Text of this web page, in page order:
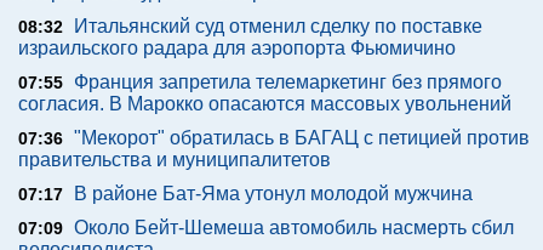
08:32
Итальянский суд отменил сделку по поставке
израильского радара для аэропорта Фьюмичино
07:55
Франция запретила телемаркетинг без прямого
согласия. В Марокко опасаются массовых увольнений
07:36 "Мекорот" обратилась в БАГАЦ с петицией против
правительства и муниципалитетов
07:17 В районе Бат-Яма утонул молодой мужчина
07:09 Около Бейт-Шемеша автомобиль насмерть сбил